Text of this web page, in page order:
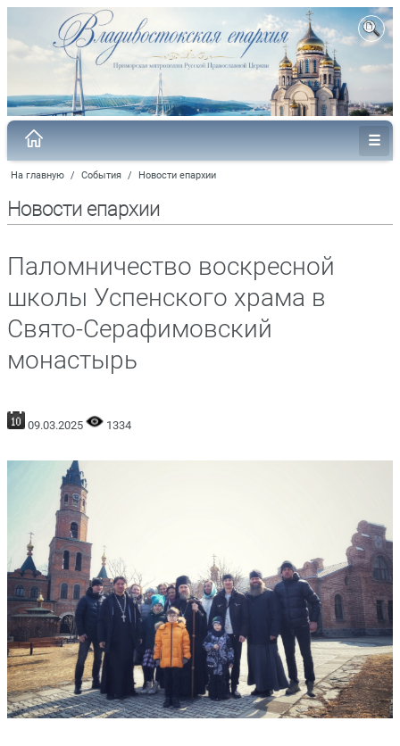
На главную / События / Новости епархии
Новости епархии
Паломничество воскресной
школы Успенского храма в
Свято-Серафимовский
монастырь
09.03.2025 1334